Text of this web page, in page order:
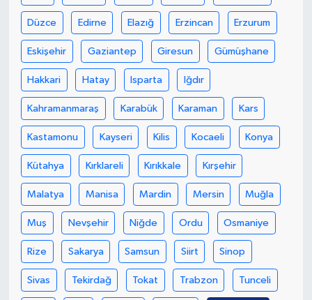
Düzce Edirne Elazığ Erzincan Erzurum
Eskişehir Gaziantep Giresun Gümüşhane
Hakkari Hatay Isparta Iğdır
Kahramanmaraş Karabük Karaman Kars
Kastamonu Kayseri Kilis Kocaeli Konya
Kütahya Kırklareli Kırıkkale Kırşehir
Malatya Manisa Mardin Mersin Muğla
Muş Nevşehir Niğde Ordu Osmaniye
Rize Sakarya Samsun Siirt Sinop
Sivas Tekirdağ Tokat Trabzon Tunceli